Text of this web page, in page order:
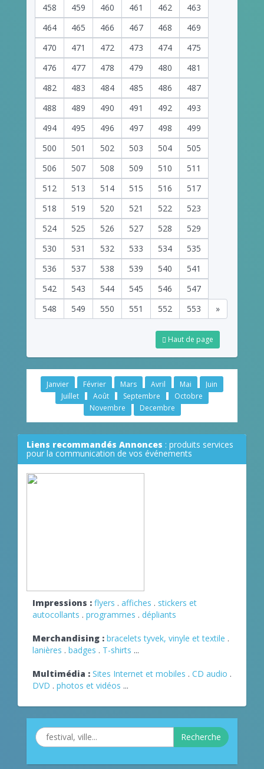
458 459 460 461 462
463
464
465 466 467 468
469
470
471 472 473 474
475
476
477 478 479 480
481
482
483 484 485 486
487
488
489 490 491 492
493
494
495 496 497 498
499
500
501 502 503 504
505
506
507 508 509 510
511
512
513 514 515 516
517
518
519 520 521 522
523
524
525 526 527 528
529
530
531 532 533 534
535
536
537 538 539 540
541
542
543 544 545 546
547
548
549 550 551 552 553 »
Haut de page
Janvier Février Mars Avril Mai
Juin
Juillet
Août Septembre
Octobre
Novembre
Decembre
Liens recommandés Annonces : produits services
pour la communication de vos événements
Impressions : flyers . affiches . stickers et
autocollants . programmes . dépliants
Merchandising : bracelets tyvek, vinyle et textile .
lanières . badges . T-shirts ...
Multimédia : Sites Internet et mobiles . CD audio .
DVD . photos et vidéos ...
Recherche